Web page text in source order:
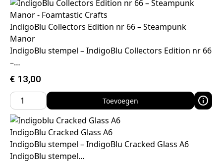
IndigoBlu Collectors Edition nr 66 – Steampunk
Manor
IndigoBlu stempel – IndigoBlu Collectors Edition nr 66
–…
€ 13,00
Toevoegen
IndigoBlu Cracked Glass A6
IndigoBlu stempel – IndigoBlu Cracked Glass A6
IndigoBlu stempel…